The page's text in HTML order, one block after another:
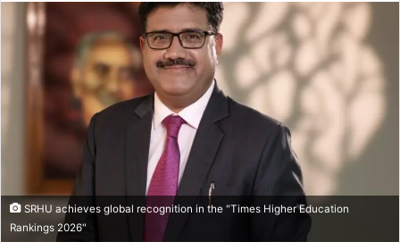
n
e
m
a
SRHU achieves global recognition in the "Times Higher Education
Rankings 2026"